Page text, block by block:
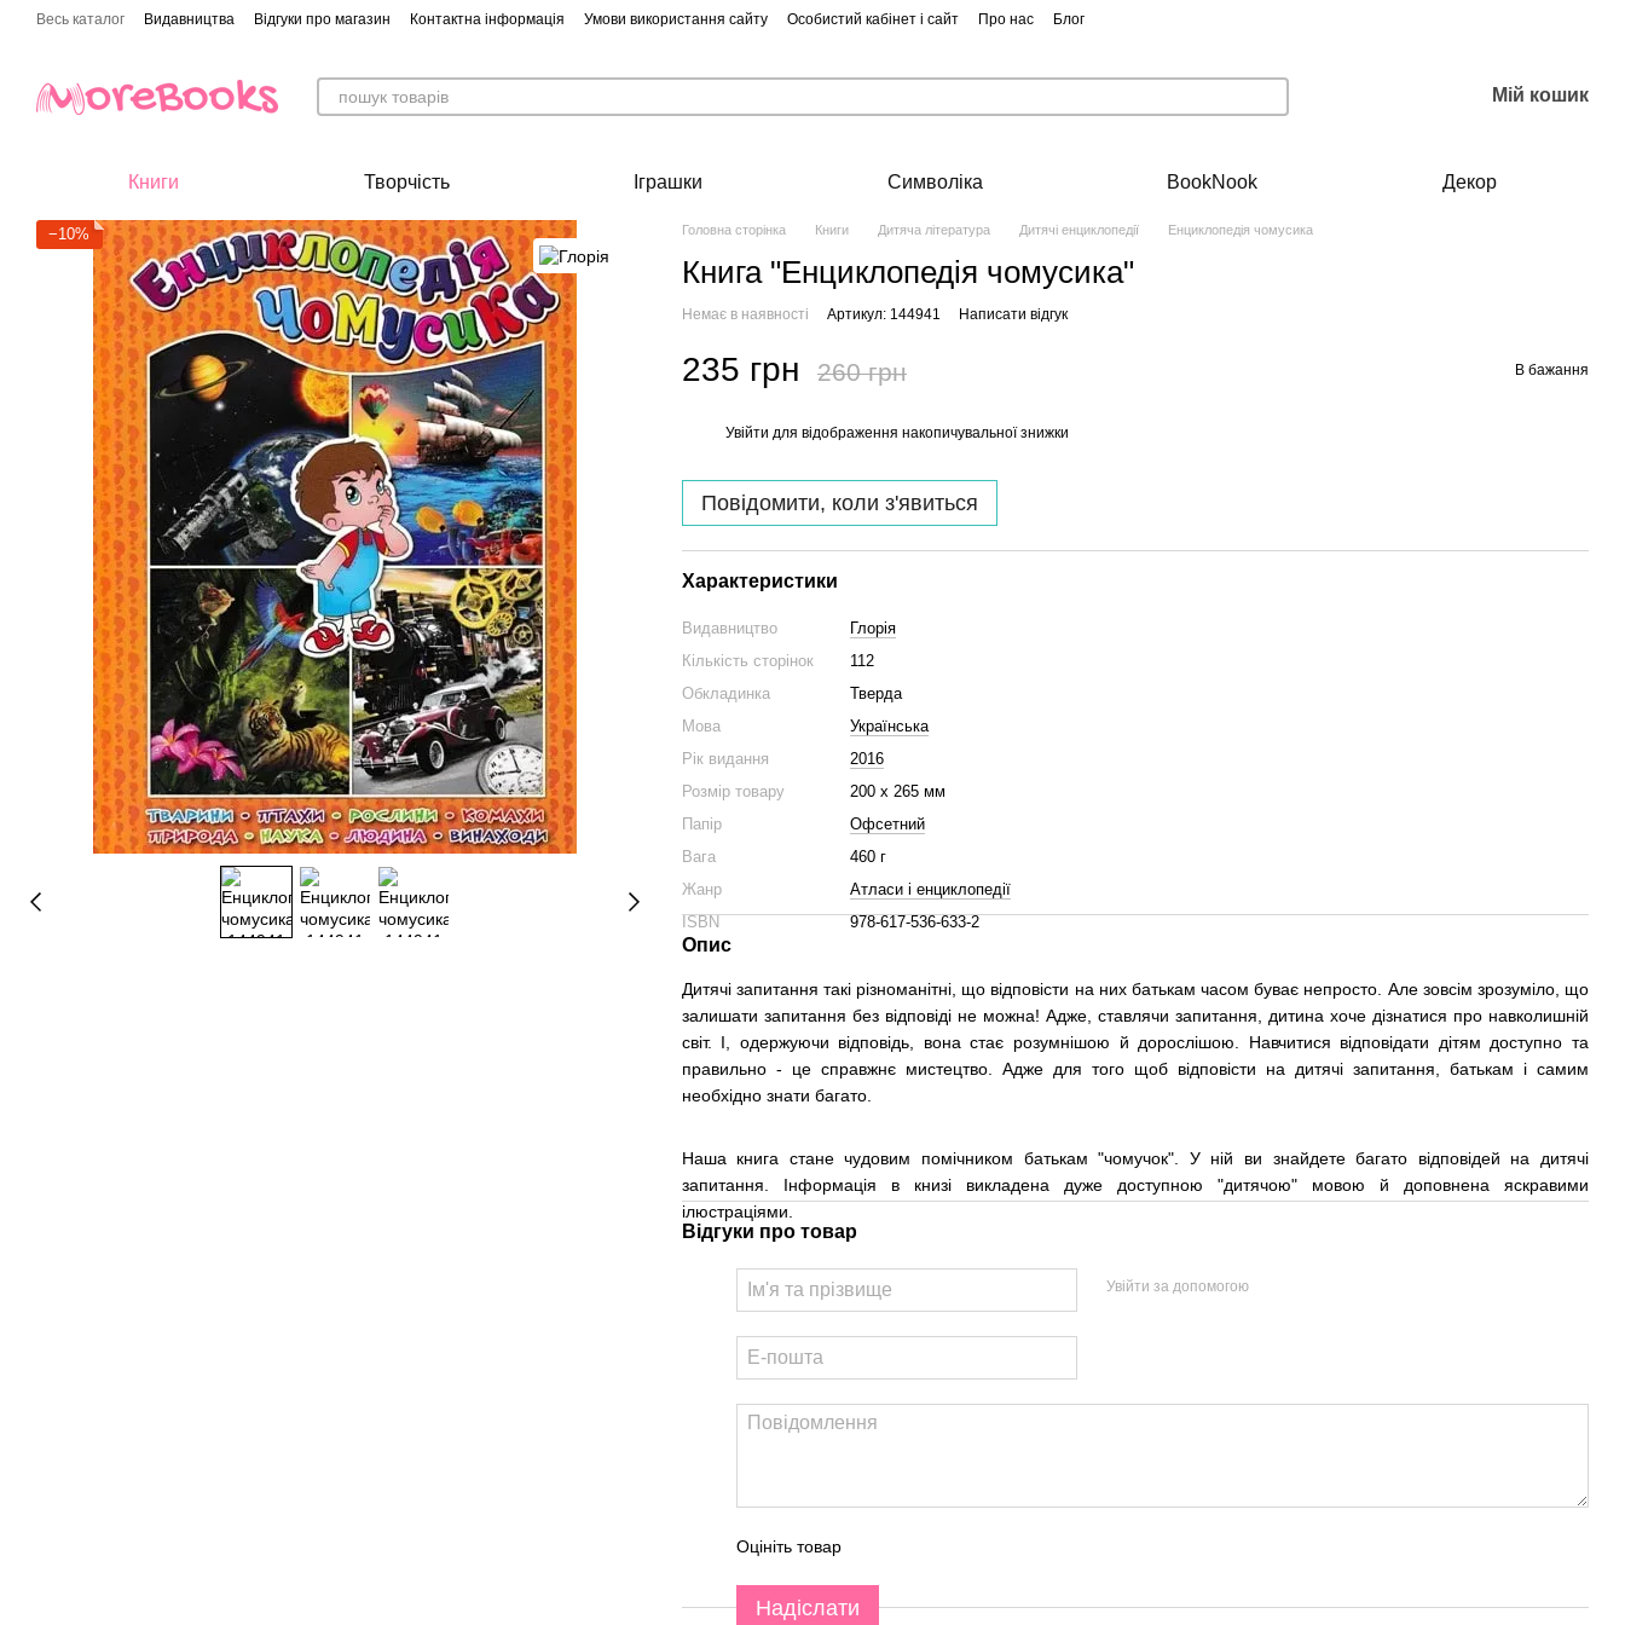
Перейти до основного контенту
Весь каталог Видавництва Відгуки про магазин Контактна інформація Умови використання сайту Особистий кабінет і сайт Про нас Блог
Мій кошик
Книги Творчість Іграшки Символіка BookNook Декор
−10% Головна сторінка Книги Дитяча література Дитячі енциклопедії Енциклопедія чомусика
Книга "Енциклопедія чомусика"
Немає в наявності Артикул: 144941 Написати відгук
235 грн 260 грн В бажання
Увійти для відображення накопичувальної знижки
Повідомити, коли з'явиться
Характеристики
Видавництво
Глорія
Кількість сторінок
112
Обкладинка
Тверда
Мова
Українська
Рік видання
2016
Розмір товару
200 х 265 мм
Папір
Офсетний
Вага
460 г
Жанр
Атласи і енциклопедії
ISBN
978-617-536-633-2
Опис
Дитячі запитання такі різноманітні, що відповісти на них батькам часом буває непросто. Але зовсім зрозуміло, що
залишати запитання без відповіді не можна! Адже, ставлячи запитання, дитина хоче дізнатися про навколишній
світ. І, одержуючи відповідь, вона стає розумнішою й дорослішою. Навчитися відповідати дітям доступно та
правильно - це справжнє мистецтво. Адже для того щоб відповісти на дитячі запитання, батькам і самим
необхідно знати багато.
Наша книга стане чудовим помічником батькам "чомучок". У ній ви знайдете багато відповідей на дитячі
запитання. Інформація в книзі викладена дуже доступною "дитячою" мовою й доповнена яскравими
ілюстраціями.
Відгуки про товар
Увійти за допомогою
Оцініть товар
Надіслати